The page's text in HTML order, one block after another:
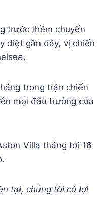
trước thềm chuyến
diệt gần đây, vị chiến
trong trận chiến
mọi đấu trường của
Villa thắng tới 16
tại, chúng tôi có lợi